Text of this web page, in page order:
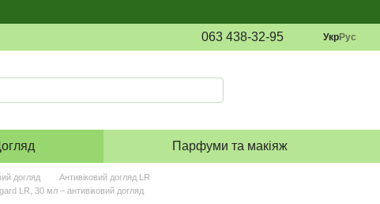
063 438-32-95 УкрРус
Парфуми та макіяж
догляд
Антивіковий догляд LR
LR, 30 мл – антивіковий догляд